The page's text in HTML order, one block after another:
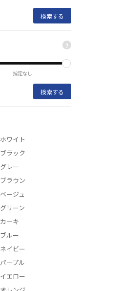
?
指定なし
ホワイト
ブラック
グレー
ブラウン
ベージュ
グリーン
カーキ
ブルー
ネイビー
パープル
イエロー